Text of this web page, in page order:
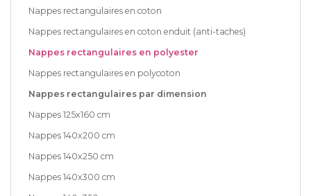
Nappes rectangulaires en coton
Nappes rectangulaires en coton enduit (anti-taches)
Nappes rectangulaires en polyester
Nappes rectangulaires en polycoton
Nappes rectangulaires par dimension
Nappes 125x160 cm
Nappes 140x200 cm
Nappes 140x250 cm
Nappes 140x300 cm